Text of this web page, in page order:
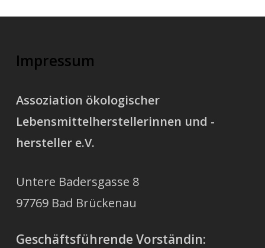
Impressum
Assoziation ökologischer
Lebensmittelherstellerinnen und -
hersteller e.V.
Untere Badersgasse 8
97769 Bad Brückenau
Geschäftsführende Vorständin: